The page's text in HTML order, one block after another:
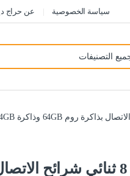
سياسة الخصوصية عن حراج